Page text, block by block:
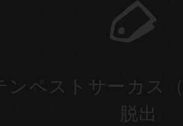
ンペストサーカス
脱出